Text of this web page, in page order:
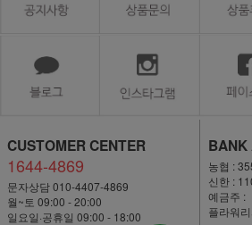
CUSTOMER CENTER
1644-4869
문자상담 010-4407-4869
월~토 09:00 - 20:00
일요일·공휴일 09:00 - 18:00
BANK
농협 :
신한 :
예금주 :
플라워